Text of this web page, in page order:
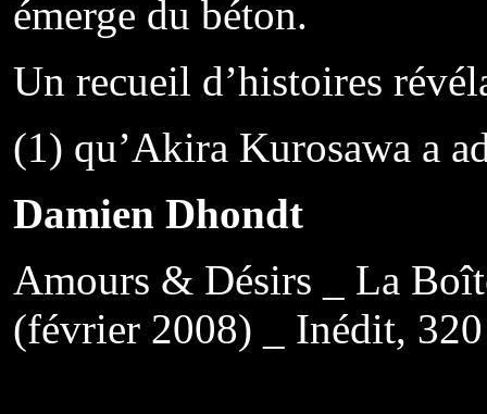
émerge du béton.
Un recueil d’histoires
(1) qu’Akira Kurosawa a
Damien Dhondt
Amours & Désirs _ La
(février 2008) _ Inédit,